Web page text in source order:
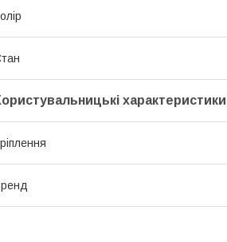
характеристики